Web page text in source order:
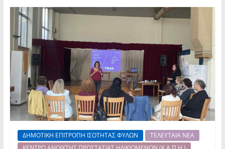
ΔΗΜΟΤΙΚΗ ΕΠΙΤΡΟΠΗ ΙΣΟΤΗΤΑΣ ΦΥΛΩΝ
ΤΕΛΕΥΤΑΙΑ ΝΕΑ